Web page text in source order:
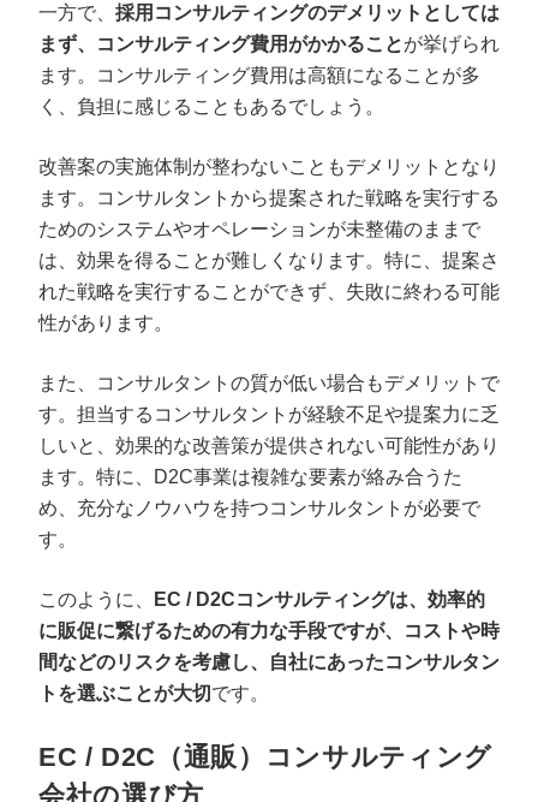
一方で、 採用コンサルティングのデメリットとしては
まず、コンサルティング費用がかかることが挙げられ
ます。コンサルティング費用は高額になることが多
く、負担に感じることもあるでしょう。
改善案の実施体制が整わないこともデメリットとなり
ます。コンサルタントから提案された戦略を実行する
ためのシステムやオペレーションが未整備のままで
は、効果を得ることが難しくなります。特に、提案さ
れた戦略を実行することができず、失敗に終わる可能
性があります。
また、コンサルタントの質が低い場合もデメリットで
す。担当するコンサルタントが経験不足や提案力に乏
しいと、効果的な改善策が提供されない可能性があり
ます。特に、D2C事業は複雑な要素が絡み合うた
め、充分なノウハウを持つコンサルタントが必要で
す。
このように、
EC / D2Cコンサルティングは、効率的
に販促に繋げるための有力な手段ですが、コストや時
間などのリスクを考慮し、自社にあったコンサルタン
トを選ぶことが大切 です。
EC / D2C（通販）コンサルティング
会社の選び方